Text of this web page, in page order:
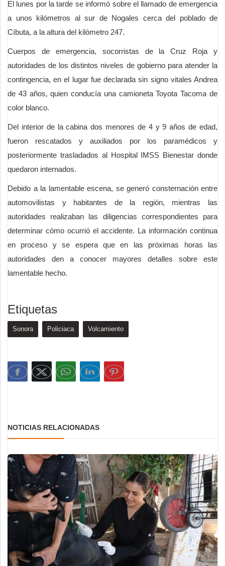
El lunes por la tarde se informó sobre el llamado de emergencia
a unos kilómetros al sur de Nogales cerca del poblado de
Cíbuta, a la altura del kilómetro 247.
Cuerpos de emergencia, socorristas de la Cruz Roja y
autoridades de los distintos niveles de gobierno para atender la
contingencia, en el lugar fue declarada sin signo vitales Andrea
de 43 años, quien conducía una camioneta Toyota Tacoma de
color blanco.
Del interior de la cabina dos menores de 4 y 9 años de edad,
fueron rescatados y auxiliados por los paramédicos y
posteriormente trasladados al Hospital IMSS Bienestar donde
quedaron internados.
Debido a la lamentable escena, se generó consternación entre
automovilistas y habitantes de la región, mientras las
autoridades realizaban las diligencias correspondientes para
determinar cómo ocurrió el accidente. La información continua
en proceso y se espera que en las próximas horas las
autoridades den a conocer mayores detalles sobre este
lamentable hecho.
Etiquetas
Sonora Policiaca Volcamiento
NOTICIAS RELACIONADAS